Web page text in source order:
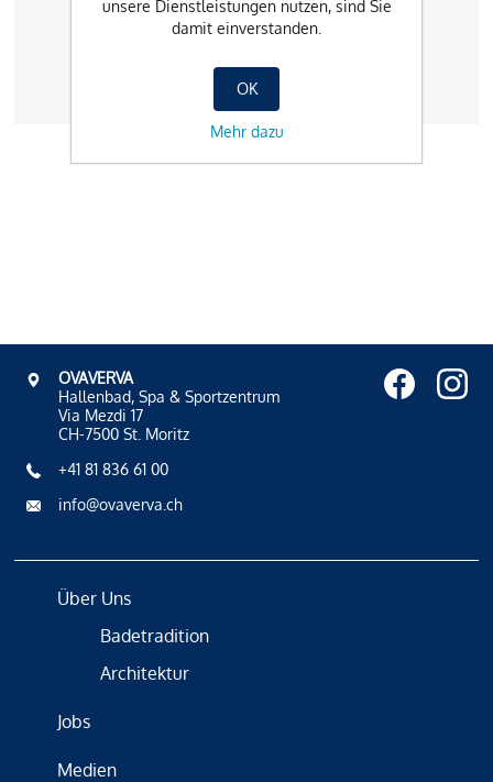
OVAVERVA
Hallenbad, Spa & Sportzentrum
Via Mezdi 17
CH-7500 St. Moritz
+41 81 836 61 00
info@ovaverva.ch
Über Uns
Badetradition
Architektur
Jobs
Medien
unsere Dienstleistungen nutzen, sind Sie
damit einverstanden.
OK
Mehr dazu